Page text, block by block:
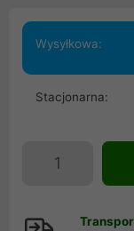
Wysyłkowa:
Stacjonarna: